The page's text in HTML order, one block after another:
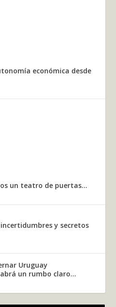
económica desde
un teatro de puertas...
y secretos
un rumbo claro...